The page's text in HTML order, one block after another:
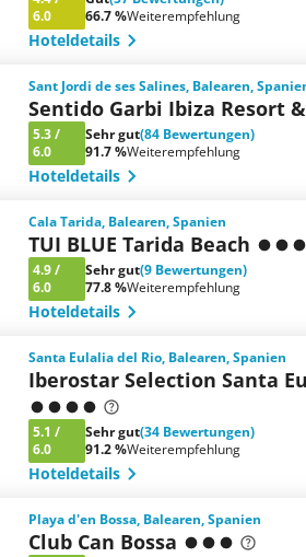
6.0
66.7 %Weiterempfehlung
Hoteldetails
Sant Jordi de ses Salines, Balearen,
Sentido Garbi Ibiza Resort
5.3/
6.0
Sehr gut(84 Bewertungen)
91.7 %Weiterempfehlung
Hoteldetails
Cala Tarida, Balearen, Spanien
TUI BLUE Tarida Beach
4.9/
6.0
Sehr gut(9 Bewertungen)
77.8 %Weiterempfehlung
Hoteldetails
Santa Eulalia del Rio, Balearen, Spanien
Iberostar Selection Santa
5.1 /
6.0
Sehr gut(34 Bewertungen)
91.2 %Weiterempfehlung
Hoteldetails
Playa d'en Bossa, Balearen, Spanien
Club Can Bossa